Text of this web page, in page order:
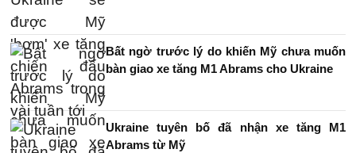
Bất ngờ trước lý do khiến Mỹ chưa muốn
bàn giao xe tăng M1 Abrams cho Ukraine
Ukraine tuyên bố đã nhận xe tăng M1
Abrams từ Mỹ